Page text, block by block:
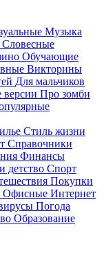
Музыка
Словесные
Обучающие
Викторины
Для мальчиков
версии Про зомби
Стиль жизни
Справочники
Финансы
детство Спорт
Покупки
Офисные Интернет
Погода
Образование